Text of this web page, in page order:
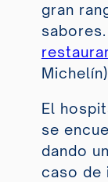
gran
El
se
dando
caso de